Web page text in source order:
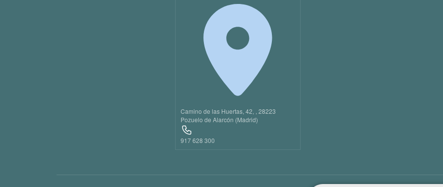
Camino de las Huertas, 42, , 28223
Pozuelo de Alarcón (Madrid)
917 628 300